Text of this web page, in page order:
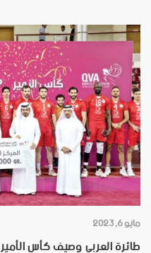
مايو 6, 2023
طائرة العربي وصيف كأس الأمير